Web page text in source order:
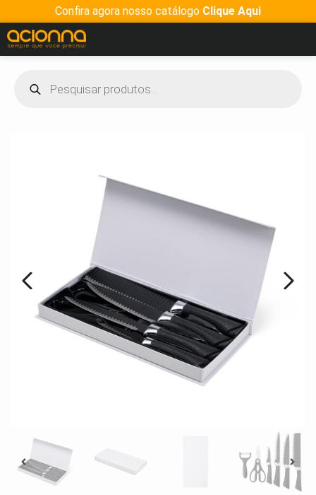
Confira agora nosso catálogo Clique Aqui